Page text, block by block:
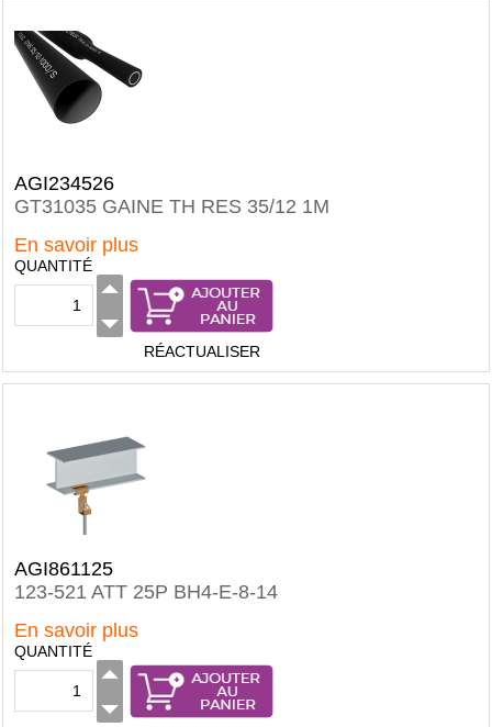
AGI234526
GT31035 GAINE TH RES 35/12 1M
En savoir plus
QUANTITÉ
RÉACTUALISER
AGI861125
123-521 ATT 25P BH4-E-8-14
En savoir plus
QUANTITÉ